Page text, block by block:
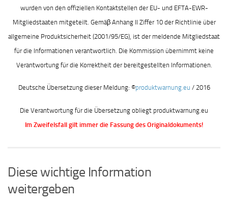
wurden von den offiziellen Kontaktstellen der EU- und EFTA-EWR-
Mitgliedstaaten mitgeteilt. Gemäβ Anhang II Ziffer 10 der Richtlinie über
allgemeine Produktsicherheit (2001/95/EG), ist der meldende Mitgliedstaat
für die Informationen verantwortlich. Die Kommission übernimmt keine
Verantwortung für die Korrektheit der bereitgestellten Informationen.
Deutsche Übersetzung dieser Meldung: ©produktwarnung.eu / 2016
Die Verantwortung für die Übersetzung obliegt produktwarnung.eu
Im Zweifelsfall gilt immer die Fassung des Originaldokuments!
Diese wichtige Information
weitergeben